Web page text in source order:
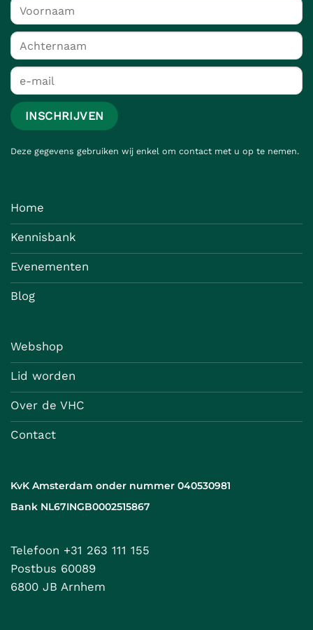
Deze gegevens gebruiken wij enkel om contact met u op te nemen.
Home
Kennisbank
Evenementen
Blog
Webshop
Lid worden
Over de VHC
Contact
KvK Amsterdam onder nummer 040530981
Bank NL67INGB0002515867
Telefoon +31 263 111 155
Postbus 60089
6800 JB Arnhem